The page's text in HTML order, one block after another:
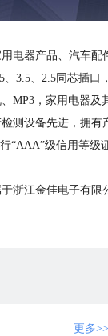
器产品、汽车配
、3.5、2.5同芯插
MP3，家用电器及
设备先进，拥有
“AAA”级信用等
浙江金佳电子有限
装修）,主要从事
更多>>